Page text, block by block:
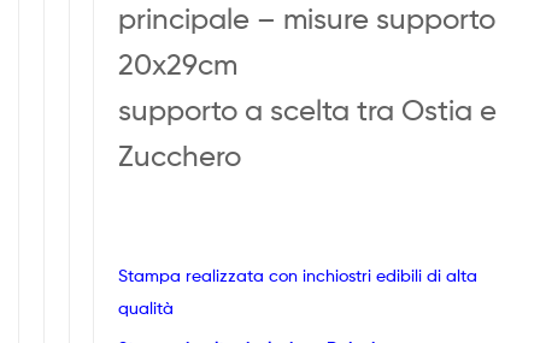
principale – misure supporto
20x29cm
supporto a scelta tra Ostia e
Zucchero
Stampa realizzata con inchiostri edibili di alta
qualità